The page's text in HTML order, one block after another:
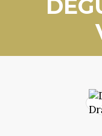
MAGAZIN ONLINE
CONTACT